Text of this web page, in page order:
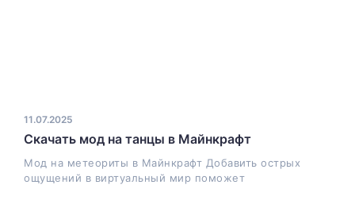
Скачать мод на танцы в Майнкрафт
Мод на метеориты в Майнкрафт Добавить острых
ощущений в виртуальный мир поможет
11.07.2025